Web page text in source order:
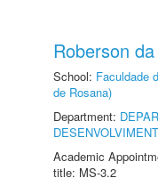
Roberson
School: Faculdade
de Rosana)
Department:
Academic
title: MS-3.2